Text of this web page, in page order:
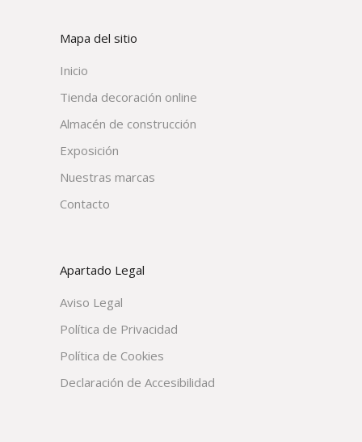
Mapa del sitio
Inicio
Tienda decoración online
Almacén de construcción
Exposición
Nuestras marcas
Contacto
Apartado Legal
Aviso Legal
Política de Privacidad
Política de Cookies
Declaración de Accesibilidad